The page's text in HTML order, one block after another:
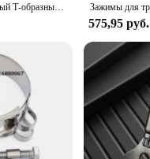
575,95 руб.